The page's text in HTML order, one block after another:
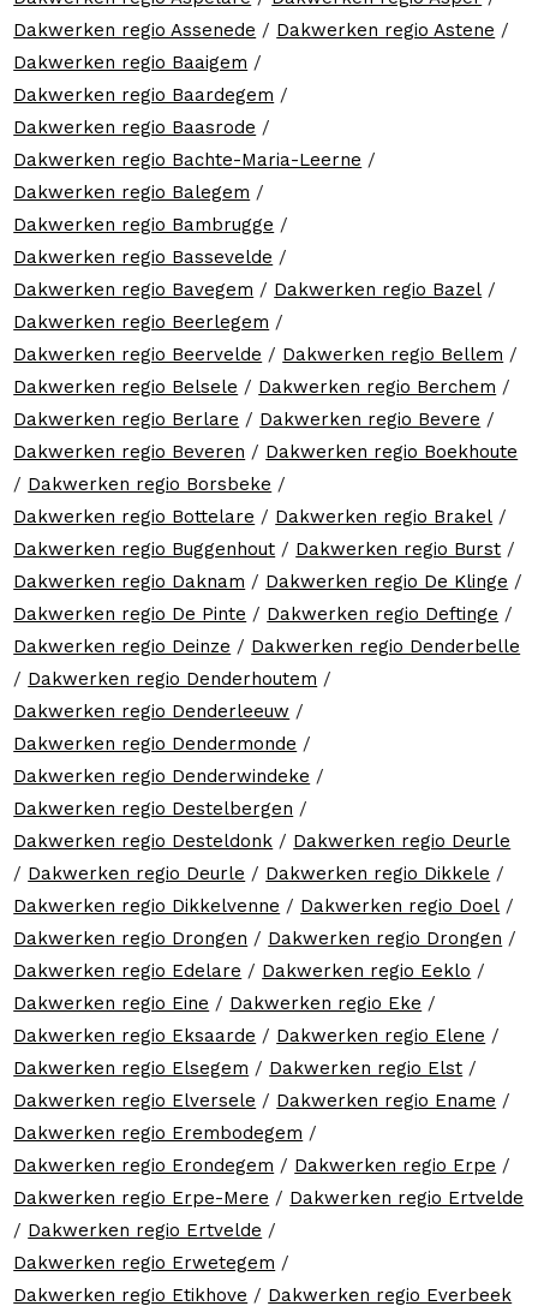
Dakwerken regio Assenede / Dakwerken regio Astene /
Dakwerken regio Baaigem /
Dakwerken regio Baardegem /
Dakwerken regio Baasrode /
Dakwerken regio Bachte-Maria-Leerne /
Dakwerken regio Balegem /
Dakwerken regio Bambrugge /
Dakwerken regio Bassevelde /
Dakwerken regio Bavegem / Dakwerken regio Bazel /
Dakwerken regio Beerlegem /
Dakwerken regio Beervelde / Dakwerken regio Bellem /
Dakwerken regio Belsele / Dakwerken regio Berchem /
Dakwerken regio Berlare / Dakwerken regio Bevere /
Dakwerken regio Beveren / Dakwerken regio Boekhoute
/ Dakwerken regio Borsbeke /
Dakwerken regio Bottelare / Dakwerken regio Brakel /
Dakwerken regio Buggenhout / Dakwerken regio Burst /
Dakwerken regio Daknam / Dakwerken regio De Klinge /
Dakwerken regio De Pinte / Dakwerken regio Deftinge /
Dakwerken regio Deinze / Dakwerken regio Denderbelle
/ Dakwerken regio Denderhoutem /
Dakwerken regio Denderleeuw /
Dakwerken regio Dendermonde /
Dakwerken regio Denderwindeke /
Dakwerken regio Destelbergen /
Dakwerken regio Desteldonk / Dakwerken regio Deurle
/ Dakwerken regio Deurle / Dakwerken regio Dikkele /
Dakwerken regio Dikkelvenne / Dakwerken regio Doel /
Dakwerken regio Drongen / Dakwerken regio Drongen /
Dakwerken regio Edelare / Dakwerken regio Eeklo /
Dakwerken regio Eine / Dakwerken regio Eke /
Dakwerken regio Eksaarde / Dakwerken regio Elene /
Dakwerken regio Elsegem / Dakwerken regio Elst /
Dakwerken regio Elversele / Dakwerken regio Ename /
Dakwerken regio Erembodegem /
Dakwerken regio Erondegem / Dakwerken regio Erpe /
Dakwerken regio Erpe-Mere / Dakwerken regio Ertvelde
/ Dakwerken regio Ertvelde /
Dakwerken regio Erwetegem /
Dakwerken regio Etikhove / Dakwerken regio Everbeek